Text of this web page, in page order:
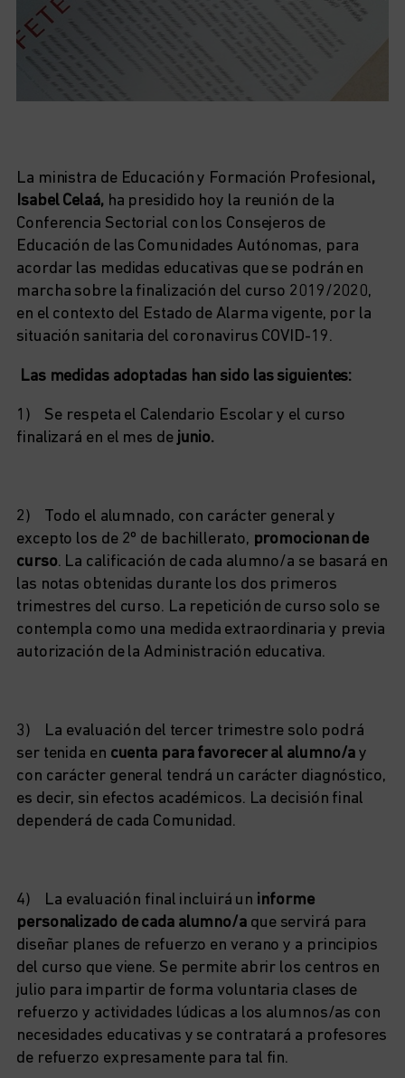
La ministra de Educación y Formación Profesional,
Isabel Celaá,ha presidido hoy la reunión de la
Conferencia Sectorial con los Consejeros de
Educación de las Comunidades Autónomas, para
acordar las medidas educativas que se podrán en
marcha sobre la finalización del curso 2019/2020,
en el contexto del Estado de Alarma vigente, por la
situación sanitaria del coronavirus COVID-19.
Las medidas adoptadas han sido las siguientes:
1) Se respeta el Calendario Escolar y el curso
finalizará en el mes de junio.
2) Todo el alumnado, con carácter general y
excepto los de 2º de bachillerato, promocionan de
curso. La calificación de cada alumno/a se basará en
las notas obtenidas durante los dos primeros
trimestres del curso. La repetición de curso solo se
contempla como una medida extraordinaria y previa
autorización de la Administración educativa.
3) La evaluación del tercer trimestre solo podrá
ser tenida en cuenta para favorecer al alumno/a y
con carácter general tendrá un carácter diagnóstico,
es decir, sin efectos académicos. La decisión final
dependerá de cada Comunidad.
4) La evaluación final incluirá un informe
personalizado de cada alumno/a que servirá para
diseñar planes de refuerzo en verano y a principios
del curso que viene. Se permite abrir los centros en
julio para impartir de forma voluntaria clases de
refuerzo y actividades lúdicas a los alumnos/as con
necesidades educativas y se contratará a profesores
de refuerzo expresamente para tal fin.